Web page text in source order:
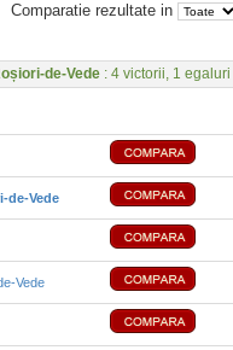
Comparatie rezultate in
de-Vede : 4 victorii, 1 egaluri
de-Vede
Vede